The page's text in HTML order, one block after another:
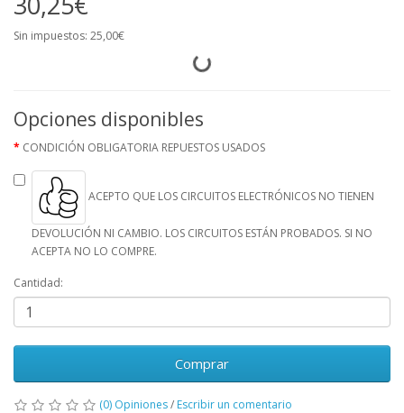
Sin impuestos: 25,00€
Opciones disponibles
CONDICIÓN OBLIGATORIA REPUESTOS USADOS
ACEPTO QUE LOS CIRCUITOS ELECTRÓNICOS NO TIENEN
DEVOLUCIÓN NI CAMBIO. LOS CIRCUITOS ESTÁN PROBADOS. SI NO
ACEPTA NO LO COMPRE.
Cantidad:
Comprar
(0) Opiniones/ Escribir un comentario